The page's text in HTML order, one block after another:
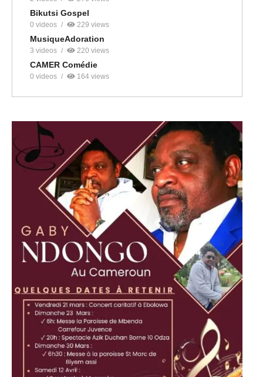
Bikutsi Gospel
0 videos 229 views
MusiqueAdoration
3 videos 220 views
CAMER Comédie
0 videos 164 views